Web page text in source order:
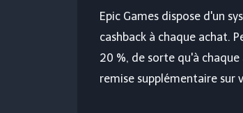
Epic Games dispose d'un
cashback à chaque achat.
20 %, de sorte qu'à
remise supplémentaire sur